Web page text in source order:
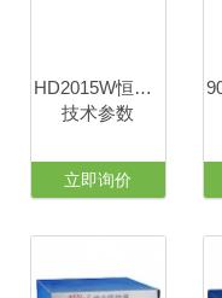
HD2015W恒速电动搅拌器
技术参数
立即询价